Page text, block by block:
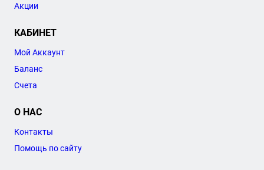
Акции
КАБИНЕТ
Мой Аккаунт
Баланс
Счета
О НАС
Контакты
Помощь по сайту